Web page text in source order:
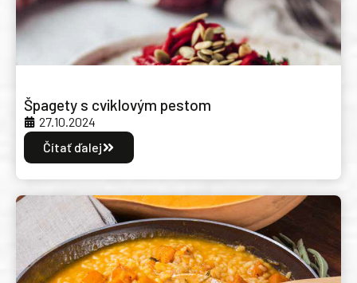
Špagety s cviklovým pestom
27.10.2024
Čítať ďalej